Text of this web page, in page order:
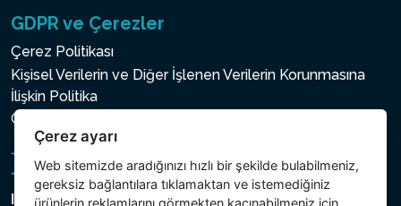
GDPR ve Çerezler
Çerez Politikası
Kişisel Verilerin ve Diğer İşlenen Verilerin Korunmasına
İlişkin Politika
Çerez ayarı
Intex Trading, s.r.o.
Çerez ayarı
Web sitemizde aradığınızı hızlı bir şekilde bulabilmeniz,
gereksiz bağlantılara tıklamaktan ve istemediğiniz
ürünlerin reklamlarını görmekten kaçınabilmeniz için